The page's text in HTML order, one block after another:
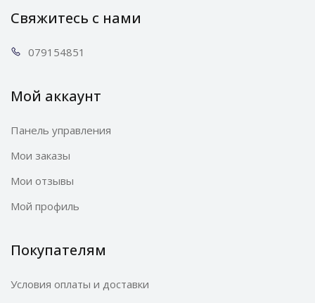
Свяжитесь с нами
0791 54851
Мой аккаунт
Панель управления
Мои заказы
Мои отзывы
Мой профиль
Покупателям
Условия оплаты и доставки